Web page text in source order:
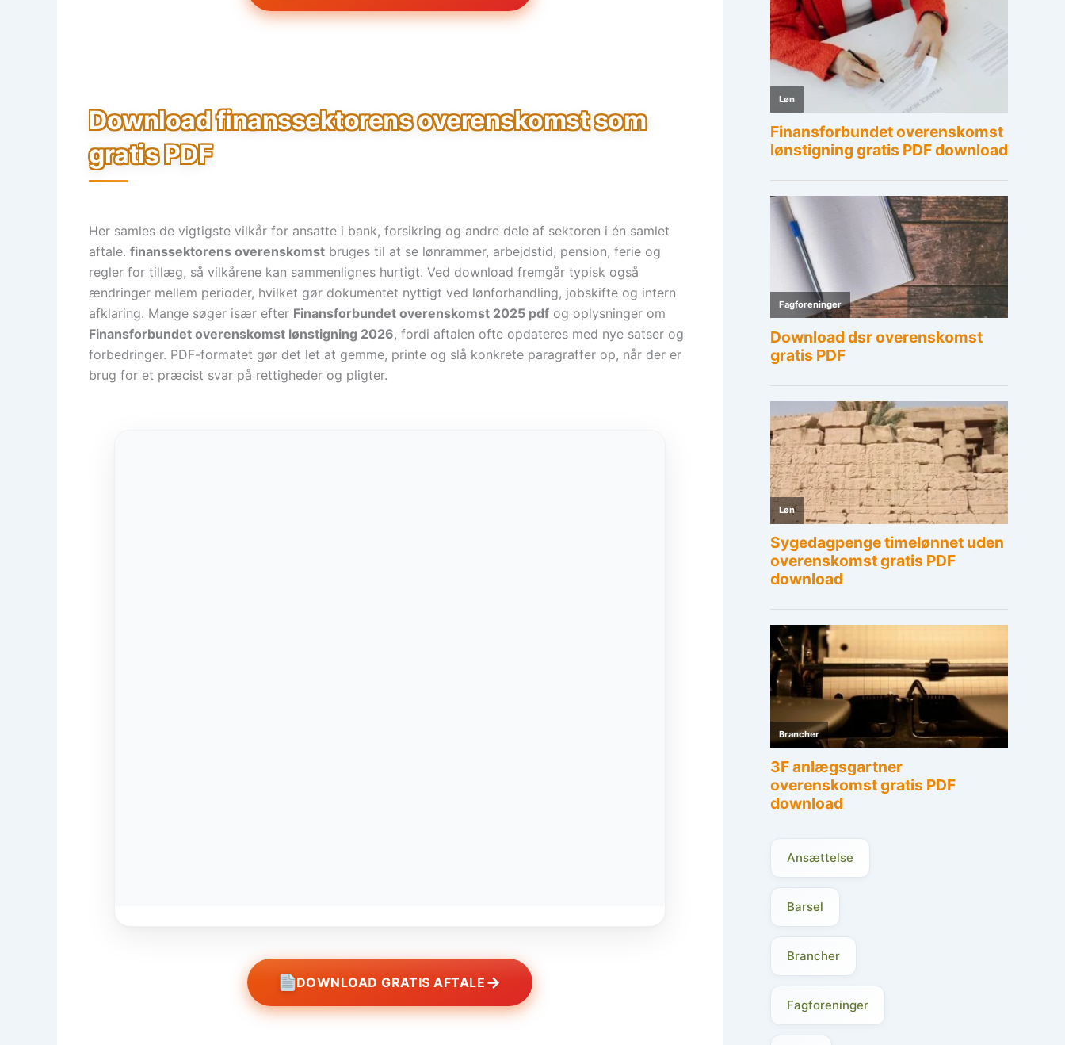
Download finanssektorens overenskomst som
gratis PDF
Her samles de vigtigste vilkår for ansatte i bank, forsikring og andre dele af sektoren i én samlet
aftale. finanssektorens overenskomst bruges til at se lønrammer, arbejdstid, pension, ferie og
regler for tillæg, så vilkårene kan sammenlignes hurtigt. Ved download fremgår typisk også
ændringer mellem perioder, hvilket gør dokumentet nyttigt ved lønforhandling, jobskifte og intern
afklaring. Mange søger især efter Finansforbundet overenskomst 2025 pdf og oplysninger om
Finansforbundet overenskomst lønstigning 2026, fordi aftalen ofte opdateres med nye satser og
forbedringer. PDF-formatet gør det let at gemme, printe og slå konkrete paragraffer op, når der er
brug for et præcist svar på rettigheder og pligter.
DOWNLOAD GRATIS AFTALE →
Ansættelse
Barsel
Brancher
Fagforeninger